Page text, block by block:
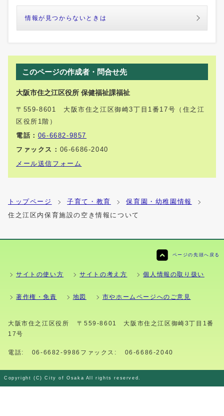
情報が見つからないときは
このページの作成者・問合せ先
大阪市住之江区役所 保健福祉課福祉
〒559-8601 大阪市住之江区御崎3丁目1番17号（住之江
区役所1階）
電話： 06-6682-9857
ファックス： 06-6686-2040
メール送信フォーム
トップページ 子育て・教育
保育園・幼稚園情報
住之江区内保育施設の空き情報について
ページの先頭へ戻る
サイトの使い方 サイトの考え方 個人情報の取り扱い
著作権・免責 地図 市やホームページへのご意見
大阪市住之江区役所
〒559-8601 大阪市住之江区御崎3丁目1番
17号
電話: 06-6682-9986 ファックス: 06-6686-2040
Copyright (C) City of Osaka All rights reserved.